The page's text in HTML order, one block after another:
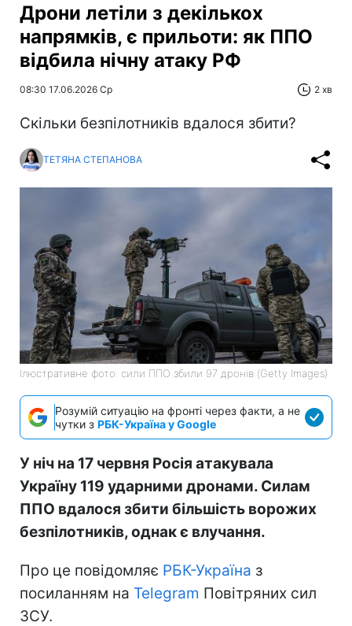
Дрони летіли з декількох
напрямків, є прильоти: як ППО
відбила нічну атаку РФ
08:30 17.06.2026 Ср 2 хв
Скільки безпілотників вдалося збити?
ТЕТЯНА СТЕПАНОВА
Ілюстративне фото: сили ППО збили 97 дронів (Getty Images)
Розумій ситуацію на фронті через факти, а не
чутки з РБК-Україна у Google
У ніч на 17 червня Росія атакувала
Україну 119 ударними дронами. Силам
ППО вдалося збити більшість ворожих
безпілотників, однак є влучання.
Про це повідомляє РБК-Україна з
посиланням на Telegram Повітряних сил
ЗСУ.